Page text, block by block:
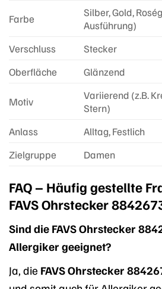
Farbe
Silber, Gold,
Ausführung)
Verschluss
Stecker
Oberfläche
Glänzend
Motiv
Variierend (z.B.
Stern)
Anlass
Alltag, Festlich
Zielgruppe
Damen
FAQ – Häufig gestellte
FAVS Ohrstecker
Sind die FAVS Ohrstecker
Allergiker geeignet?
Ja, die FAVS Ohrstecker